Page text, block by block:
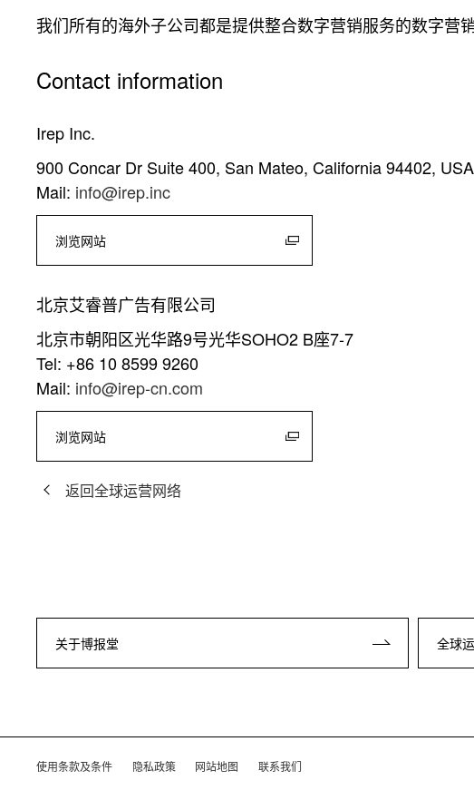
我们所有的海外子公司都是提供整合数字营销服务的数字营销
Contact information
Irep Inc.
900 Concar Dr Suite 400, San Mateo, California 94402, USA
Mail: info@irep.inc
浏览网站
北京艾睿普广告有限公司
北京市朝阳区光华路9号光华SOHO2 B座7-7
Tel: +86 10 8599 9260
Mail: info@irep-cn.com
浏览网站
返回全球运营网络
关于博报堂 全球
使用条款及条件 隐私政策 网站地图 联系我们